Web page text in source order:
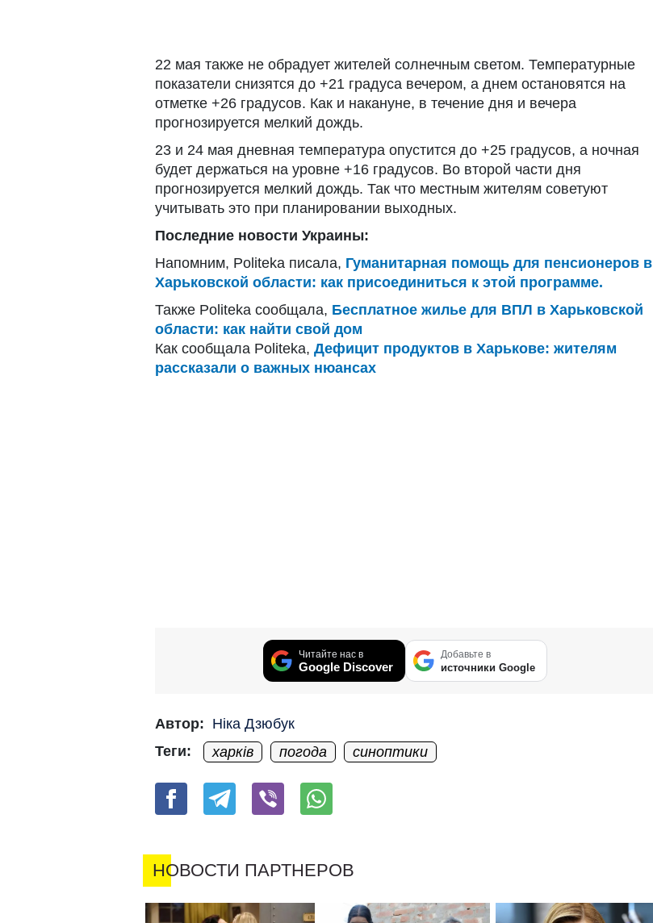
22 мая также не обрадует жителей солнечным светом. Температурные
показатели снизятся до +21 градуса вечером, а днем ​​остановятся на
отметке +26 градусов. Как и накануне, в течение дня и вечера
прогнозируется мелкий дождь.
23 и 24 мая дневная температура опустится до +25 градусов, а ночная
будет держаться на уровне +16 градусов. Во второй части дня
прогнозируется мелкий дождь. Так что местным жителям советуют
учитывать это при планировании выходных.
Последние новости Украины:
Напомним, Politeka писала, Гуманитарная помощь для пенсионеров в
Харьковской области: как присоединиться к этой программе.
Также Politeka сообщала, Бесплатное жилье для ВПЛ в Харьковской
области: как найти свой дом
Как сообщала Politeka, Дефицит продуктов в Харькове: жителям
рассказали о важных нюансах
Читайте нас в
Google Discover
Добавьте в
источники Google
Автор: Ніка Дзюбук
Теги:
харків погода синоптики